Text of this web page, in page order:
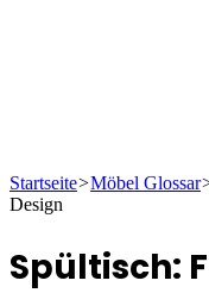
Startseite>Möbel Glossar
Design
Spültisch: